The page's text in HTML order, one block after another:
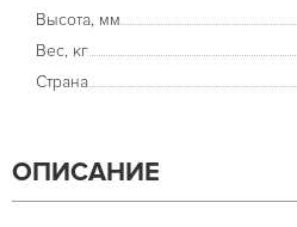
Высота, мм
Вес, кг
Страна
ОПИСАНИЕ